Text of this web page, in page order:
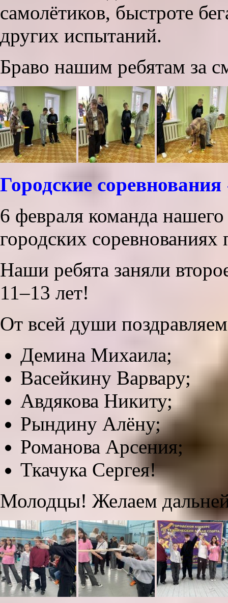
самолётиков, быстроте
других испытаний.
Браво нашим ребятам за
Городские
6 февраля команда
городских
Наши ребята заняли
11–13 лет!
От всей души
Демина Михаила;
Васейкину Варвару;
Авдякова Никиту;
Рындину Алёну;
Романова Арсения;
Ткачука Сергея!
Молодцы! Желаем